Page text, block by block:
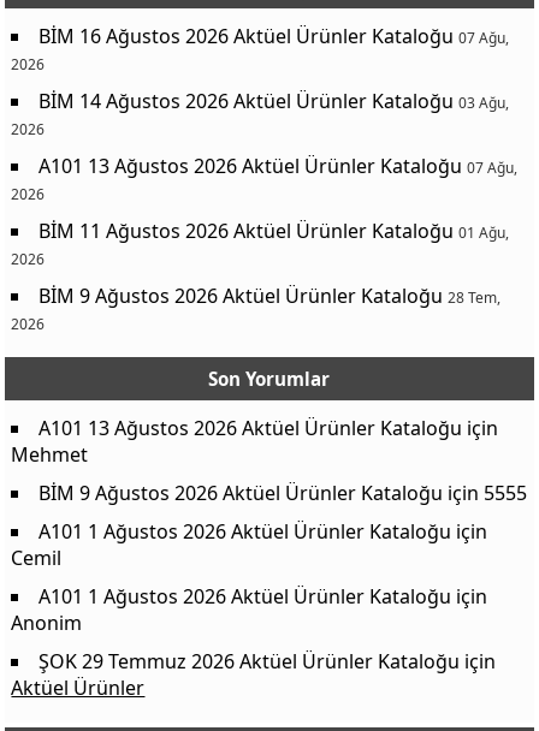
BİM 16 Ağustos 2026 Aktüel Ürünler Kataloğu 07 Ağu,
2026
BİM 14 Ağustos 2026 Aktüel Ürünler Kataloğu 03 Ağu,
2026
A101 13 Ağustos 2026 Aktüel Ürünler Kataloğu 07 Ağu,
2026
BİM 11 Ağustos 2026 Aktüel Ürünler Kataloğu 01 Ağu,
2026
BİM 9 Ağustos 2026 Aktüel Ürünler Kataloğu 28 Tem,
2026
Son Yorumlar
A101 13 Ağustos 2026 Aktüel Ürünler Kataloğu için
Mehmet
BİM 9 Ağustos 2026 Aktüel Ürünler Kataloğu için 5555
A101 1 Ağustos 2026 Aktüel Ürünler Kataloğu için
Cemil
A101 1 Ağustos 2026 Aktüel Ürünler Kataloğu için
Anonim
ŞOK 29 Temmuz 2026 Aktüel Ürünler Kataloğu için
Aktüel Ürünler